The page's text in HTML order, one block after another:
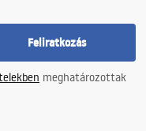
Feliratkozás
meghatározottak